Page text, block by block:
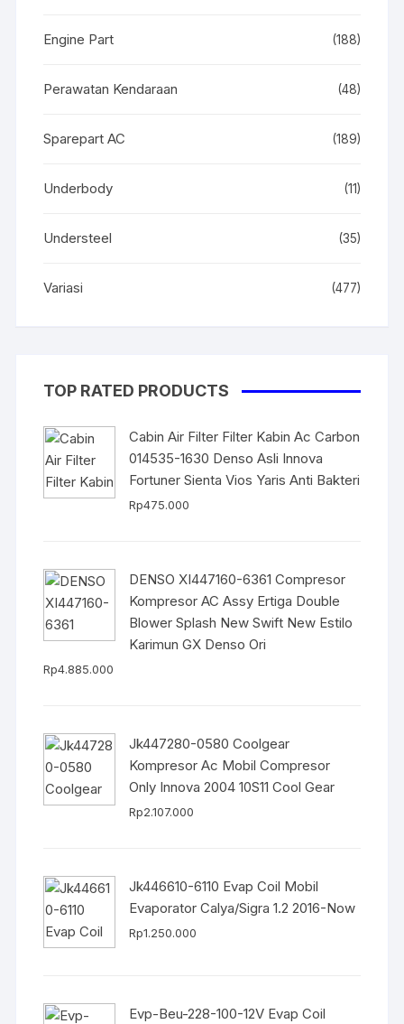
Engine Part (188)
Perawatan Kendaraan (48)
Sparepart AC (189)
Underbody (11)
Understeel (35)
Variasi (477)
TOP RATED PRODUCTS
Cabin Air Filter Filter Kabin Ac Carbon
014535-1630 Denso Asli Innova
Fortuner Sienta Vios Yaris Anti Bakteri
Rp475.000
DENSO XI447160-6361 Compresor
Kompresor AC Assy Ertiga Double
Blower Splash New Swift New Estilo
Karimun GX Denso Ori
Rp4.885.000
Jk447280-0580 Coolgear
Kompresor Ac Mobil Compresor
Only Innova 2004 10S11 Cool Gear
Rp2.107.000
Jk446610-6110 Evap Coil Mobil
Evaporator Calya/Sigra 1.2 2016-Now
Rp1.250.000
Evp-Beu-228-100-12V Evap Coil